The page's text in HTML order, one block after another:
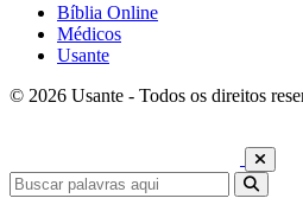
Bíblia Online
Médicos
Usante
© 2026 Usante - Todos os direitos